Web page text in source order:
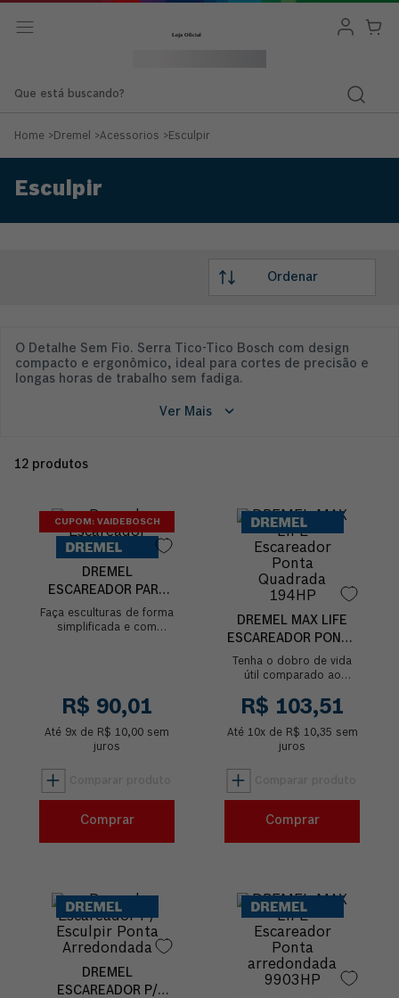
Home >Dremel >Acessorios >Esculpir
Esculpir
O Detalhe Sem Fio. Serra Tico-Tico Bosch com design
compacto e ergonômico, ideal para cortes de precisão e
longas horas de trabalho sem fadiga.
Ver Mais
12 produtos
CUPOM: VAIDEBOSCH
DREMEL
ESCAREADOR PARA
ESCULPIR
Faça esculturas de forma
simplificada e com
R$ 90,01
Até 9x de R$ 10,00 sem
juros
Comprar
DREMEL MAX LIFE
ESCAREADOR PONTA
QUADRADA 194HP
Tenha o dobro de vida
útil comparado ao
com a Dremel Max Life.
Faça esculturas de forma
simplifica...
R$ 103,51
Até 10x de R$ 10,35 sem
juros
Comprar
DREMEL
ESCAREADOR P/